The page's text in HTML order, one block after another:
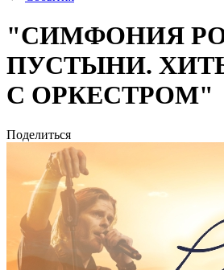
"СИМФОНИЯ
ПУСТЫНИ.
С ОРКЕСТРОМ"
Поделиться